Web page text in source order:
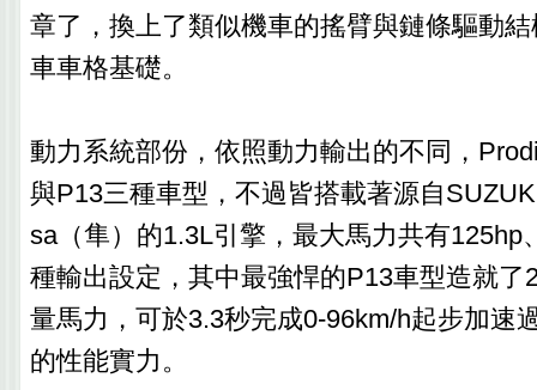
章了，換上了類似機車的搖臂與鏈條驅動
車車格基礎。
動力系統部份，依照動力輸出的不同，
與P13三種車型，不過皆搭載著源自
sa（隼）的1.3L引擎，最大馬力共有125hp
種輸出設定，其中最強悍的P13車型造就了
量馬力，可於3.3秒完成0-96km/h起步加速
的性能實力。